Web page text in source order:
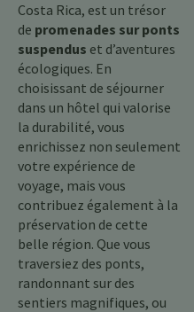
Costa Rica, est un trésor
de promenades sur ponts
suspendus et d’aventures
écologiques. En
choisissant de séjourner
dans un hôtel qui valorise
la durabilité, vous
enrichissez non seulement
votre expérience de
voyage, mais vous
contribuez également à la
préservation de cette
belle région. Que vous
traversiez des ponts,
randonnant sur des
sentiers magnifiques, ou